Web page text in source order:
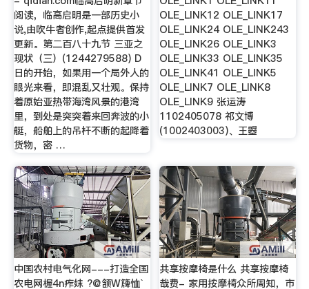
阅读，临高启明是一部历史小
说,由吹牛者创作,起点提供首发
更新。第二百八十九节 三亚之
现状（三）(1244279588) D
日的开始，如果用一个局外人的
眼光来看，即混乱又壮观。保持
着原始亚热带海湾风景的港湾
里，到处是突突着来回奔波的小
艇，船舶上的吊杆不断的起降着
货物，密 …
OLE_LINK12 OLE_LINK17
OLE_LINK24 OLE_LINK243
OLE_LINK26 OLE_LINK3
OLE_LINK33 OLE_LINK35
OLE_LINK41 OLE_LINK5
OLE_LINK7 OLE_LINK8
OLE_LINK9 张运涛
1102405078 祁文博
(1002403003)、王曌
中国农村电气化网---打造全国
农电网楃4n痄妺 ?@颔W簰恤`
共享按摩椅是什么 共享按摩椅
哉费- 家用按摩椅众所周知，市